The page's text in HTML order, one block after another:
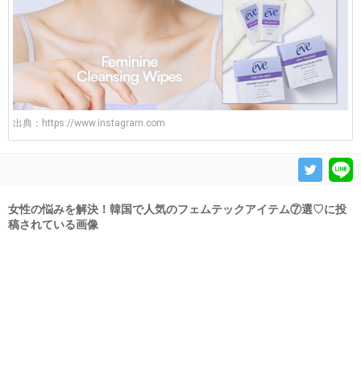
出典： https://www.instagram.com
女性の悩みを解決！韓国で人気のフェムテックアイテム⑦選♡に投
稿されている画像